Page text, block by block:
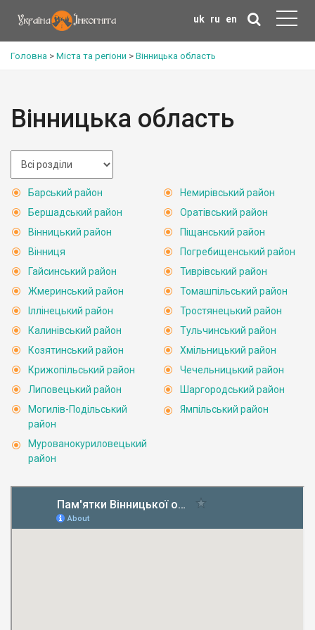
uk ru en
Головна > Міста та регіони > Вінницька область
Вінницька область
Барський район
Бершадський район
Вінницький район
Вінниця
Гайсинський район
Жмеринський район
Іллінецький район
Калинівський район
Козятинський район
Крижопільський район
Липовецький район
Могилів-Подільський
район
Мурованокуриловецький
район
Немирівський район
Оратівський район
Піщанський район
Погребищенський район
Тиврівський район
Томашпільський район
Тростянецький район
Тульчинський район
Хмільницький район
Чечельницький район
Шаргородський район
Ямпільський район